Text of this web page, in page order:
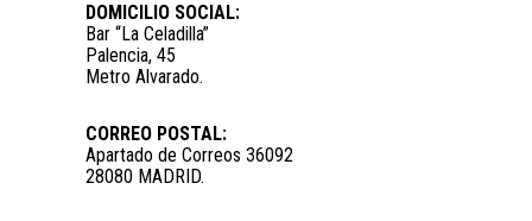
DOMICILIO SOCIAL:
Bar “La Celadilla”
Palencia, 45
Metro Alvarado.
CORREO POSTAL:
Apartado de Correos 36092
28080 MADRID.